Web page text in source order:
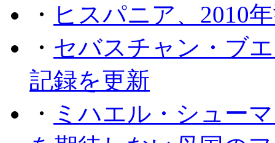
・ ヒスパニア、2010
・ セバスチャン・ブ
記録を更新
・ ミハエル・シュー